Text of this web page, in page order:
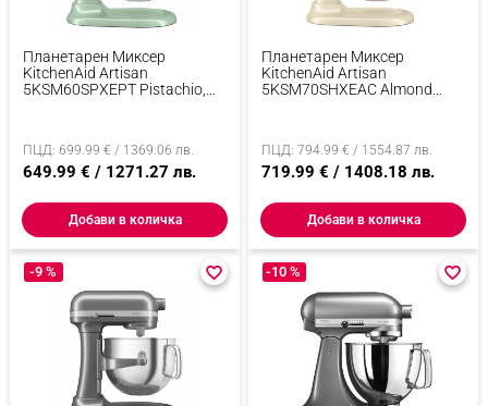
Планетарен Миксер
KitchenAid Artisan
5KSM60SPXEPT Pistachio,
Скорост Fold, Светлозелен
ПЦД: 699.99 € / 1369.06 лв.
649.99 € / 1271.27 лв.
Добави в количка
Планетарен Миксер
KitchenAid Artisan
5KSM70SHXEAC Almond
Купата, Специална Скорост
Fold, Flex Edge, Крем
ПЦД: 794.99 € / 1554.87 лв.
719.99 € / 1408.18 лв.
Добави в количка
-9 % favorite_border
favorite_border -10 % favorite_border
favorite_border